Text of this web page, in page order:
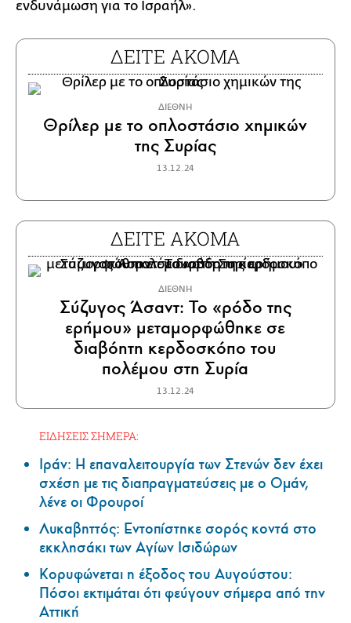
ενδυνάμωση για το Ισραήλ».
ΔΕΙΤΕ ΑΚΟΜΑ
ΔΙΕΘΝΗ
Θρίλερ με το οπλοστάσιο χημικών
της Συρίας
13.12.24
ΔΕΙΤΕ ΑΚΟΜΑ
ΔΙΕΘΝΗ
Σύζυγος Άσαντ: Το «ρόδο της
ερήμου» μεταμορφώθηκε σε
διαβόητη κερδοσκόπο του
πολέμου στη Συρία
13.12.24
ΕΙΔΗΣΕΙΣ ΣΗΜΕΡΑ:
Ιράν: Η επαναλειτουργία των Στενών δεν έχει
σχέση με τις διαπραγματεύσεις με ο Ομάν,
λένε οι Φρουροί
Λυκαβηττός: Εντοπίστηκε σορός κοντά στο
εκκλησάκι των Αγίων Ισιδώρων
Κορυφώνεται η έξοδος του Αυγούστου:
Πόσοι εκτιμάται ότι φεύγουν σήμερα από την
Αττική